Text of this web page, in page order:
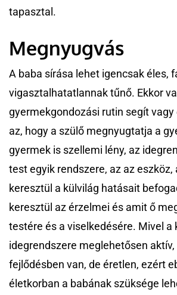
tapasztal.
Megnyugvás
A baba sírása lehet igencsak éles,
vigasztalhatatlannak tűnő. Ekkor
gyermekgondozási rutin segít
az, hogy a szülő megnyugtatja a
gyermek is szellemi lény, az
test egyik rendszere, az az eszköz,
keresztül a külvilág hatásait
keresztül az érzelmei és amit ő
testére és a viselkedésére. Mivel a
idegrendszere meglehetősen
fejlődésben van, de éretlen, ezért
életkorban a babának szüksége